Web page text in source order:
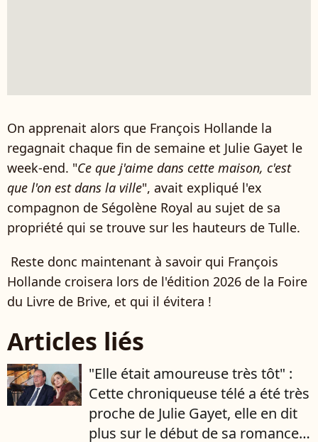
On apprenait alors que François Hollande la
regagnait chaque fin de semaine et Julie Gayet le
week-end. "Ce que j'aime dans cette maison, c'est
que l'on est dans la ville", avait expliqué l'ex
compagnon de Ségolène Royal au sujet de sa
propriété qui se trouve sur les hauteurs de Tulle.
Reste donc maintenant à savoir qui François
Hollande croisera lors de l'édition 2026 de la Foire
du Livre de Brive, et qui il évitera !
Articles liés
"Elle était amoureuse très tôt" :
Cette chroniqueuse télé a été très
proche de Julie Gayet, elle en dit
plus sur le début de sa romance